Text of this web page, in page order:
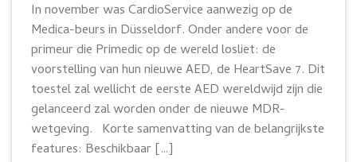
In november was CardioService aanwezig op de
Medica-beurs in Düsseldorf. Onder andere voor de
primeur die Primedic op de wereld losliet: de
voorstelling van hun nieuwe AED, de HeartSave 7. Dit
toestel zal wellicht de eerste AED wereldwijd zijn die
gelanceerd zal worden onder de nieuwe MDR-
wetgeving. Korte samenvatting van de belangrijkste
features: Beschikbaar […]